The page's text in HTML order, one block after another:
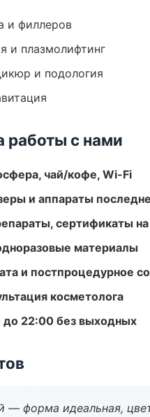
и филлеров
и плазмолифтинг
и подология
с нами
чай/кофе, Wi-Fi
и аппараты
сертификаты
материалы
и постпроцедурное
косметолога
до 22:00 без выходных
— форма идеальная,